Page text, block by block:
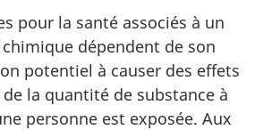
pour la santé associés à un
dépendent de son
potentiel à causer des effets
la quantité de substance à
personne est exposée. Aux